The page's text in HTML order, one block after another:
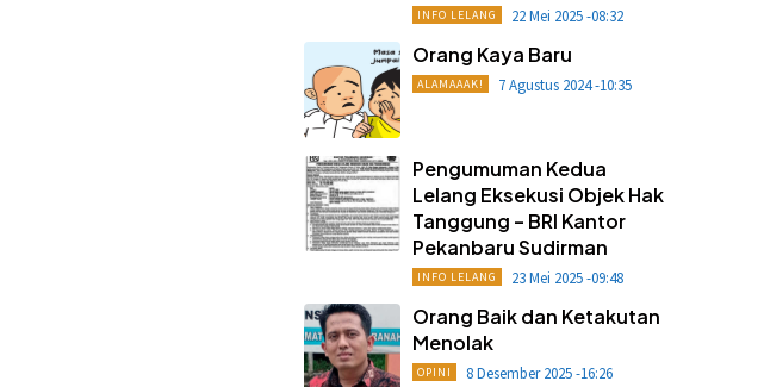
INFO LELANG 22 Mei 2025 -08:32
Orang Kaya Baru
ALAMAAAK! 7 Agustus 2024 -10:35
Pengumuman Kedua
Lelang Eksekusi Objek Hak
Tanggung – BRI Kantor
Pekanbaru Sudirman
INFO LELANG 23 Mei 2025 -09:48
Orang Baik dan Ketakutan
Menolak
OPINI 8 Desember 2025 -16:26